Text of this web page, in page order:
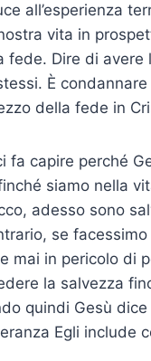
all’esperienza
vita in
fede. Dire di
È
della fede in
capire perché
siamo nella
adesso sono
se
mai in pericolo di
la salvezza
quindi Gesù
Egli include